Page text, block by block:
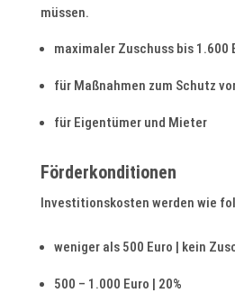
müssen.
maximaler Zuschuss bis 1.600
für Maßnahmen zum Schutz
für Eigentümer und Mieter
Förderkonditionen
Investitionskosten werden wie
weniger als 500 Euro | kein
500 – 1.000 Euro | 20%